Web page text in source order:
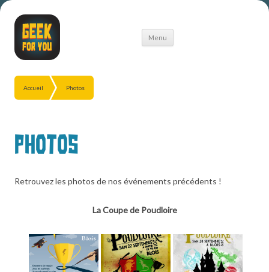
Menu
Aller
Accueil Photos
Photos
Retrouvez les photos de nos événements précédents !
La Coupe de Poudloire